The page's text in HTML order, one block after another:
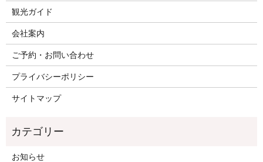
観光ガイド
会社案内
ご予約・お問い合わせ
プライバシーポリシー
サイトマップ
お知らせ